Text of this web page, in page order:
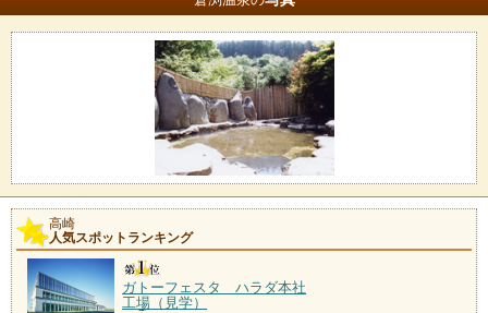
高崎
人気スポットランキング
ガトーフェスタ ハラダ本社
工場（見学）